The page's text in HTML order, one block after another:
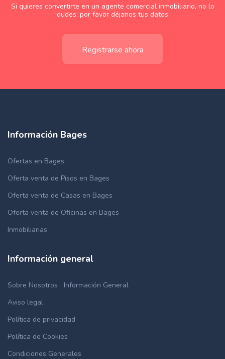
Si quieres convertirte en un agente comercial inmobiliario, no lo
dudes, por favor déjanos tus datos
Registrarse ahora
Información Bages
Ofertas en Bages
Oferta venta de Pisos en Bages
Oferta venta de Casas en Bages
Oferta venta de Oficinas en Bages
Inmobiliarias
Información general
Sobre Nosotros
Información General
Aviso legal
Política de privacidad
Política de Cookies
Condiciones Generales